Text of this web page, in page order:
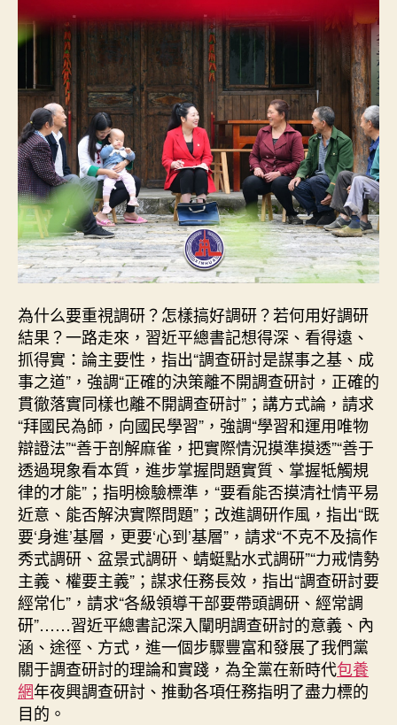
為什么要重視調研？怎樣搞好調研？若何用好調研
結果？一路走來，習近平總書記想得深、看得遠、
抓得實：論主要性，指出“調查研討是謀事之基、成
事之道”，強調“正確的決策離不開調查研討，正確的
貫徹落實同樣也離不開調查研討”；講方式論，請求
“拜國民為師，向國民學習”，強調“學習和運用唯物
辯證法”“善于剖解麻雀，把實際情況摸準摸透”“善于
透過現象看本質，進步掌握問題實質、掌握牴觸規
律的才能”；指明檢驗標準，“要看能否摸清社情平易
近意、能否解決實際問題”；改進調研作風，指出“既
要‘身進’基層，更要‘心到’基層”，請求“不克不及搞作
秀式調研、盆景式調研、蜻蜓點水式調研”“力戒情勢
主義、權要主義”；謀求任務長效，指出“調查研討要
經常化”，請求“各級領導干部要帶頭調研、經常調
研”……習近平總書記深入闡明調查研討的意義、內
涵、途徑、方式，進一個步驟豐富和發展了我們黨
關于調查研討的理論和實踐，為全黨在新時代包養
網年夜興調查研討、推動各項任務指明了盡力標的
目的。